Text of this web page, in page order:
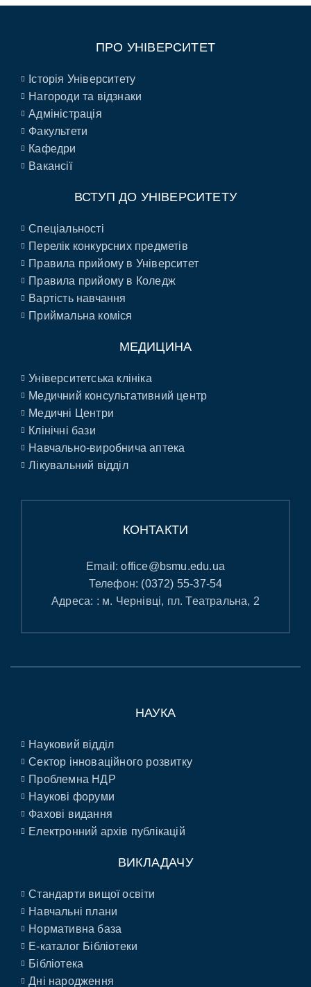
ПРО УНІВЕРСИТЕТ
Історія Університету
Нагороди та відзнаки
Адміністрація
Факультети
Кафедри
Вакансії
ВСТУП ДО УНІВЕРСИТЕТУ
Спеціальності
Перелік конкурсних предметів
Правила прийому в Університет
Правила прийому в Коледж
Вартість навчання
Приймальна коміся
МЕДИЦИНА
Університетська клініка
Медичний консультативний центр
Медичні Центри
Клінічні бази
Навчально-виробнича аптека
Лікувальний відділ
КОНТАКТИ
Email:office@bsmu.edu.ua
Телефон: (0372) 55-37-54
Адреса: : м. Чернівці, пл. Театральна, 2
НАУКА
Науковий відділ
Сектор інноваційного розвитку
Проблемна НДР
Наукові форуми
Фахові видання
Електронний архів публікацій
ВИКЛАДАЧУ
Стандарти вищої освіти
Навчальні плани
Нормативна база
E-каталог Бібліотеки
Бібліотека
Дні народження